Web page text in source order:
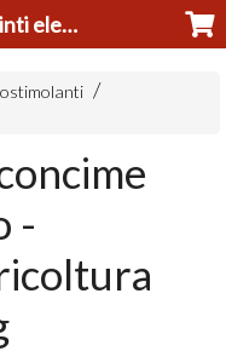
Zuccarone.it - Recinti elettrici e tosatrici
-